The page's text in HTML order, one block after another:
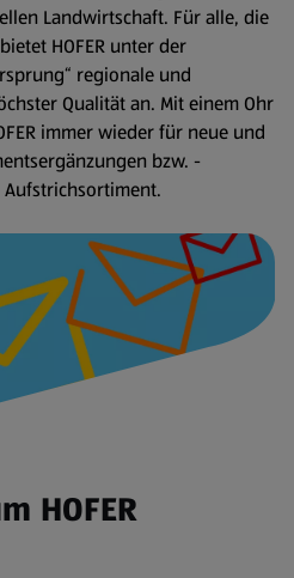
Landwirtschaft. Für alle, die
HOFER unter der
regionale und
Qualität an. Mit einem Ohr
immer wieder für neue und
bzw. -
HOFER